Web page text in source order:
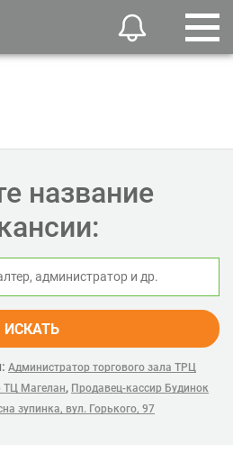
название
ИСКАТЬ
Администратор торгового зала ТРЦ
ТЦ Магелан, Продавец-кассир Будинок
зупинка, вул. Горького, 97